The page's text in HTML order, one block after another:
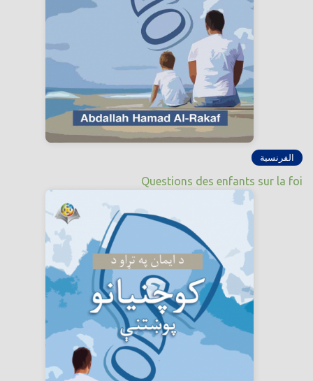
الفرنسية
Questions des enfants sur la foi